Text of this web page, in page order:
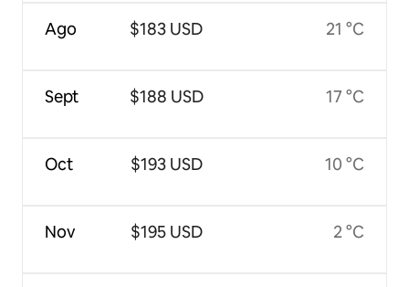
Ago
Sept
Oct
Nov
$183 USD
$188 USD
$193 USD
$195 USD
21 °C
17 °C
10 °C
2 °C